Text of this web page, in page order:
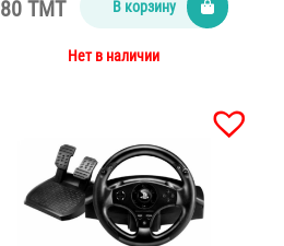
80 TMT В корзину
Нет в наличии